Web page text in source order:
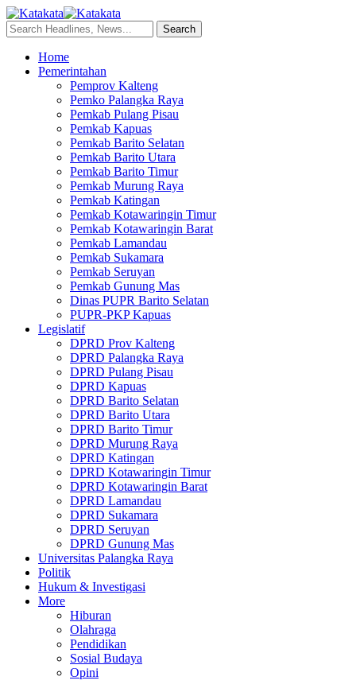
Home
Pemerintahan
Pemprov Kalteng
Pemko Palangka Raya
Pemkab Pulang Pisau
Pemkab Kapuas
Pemkab Barito Selatan
Pemkab Barito Utara
Pemkab Barito Timur
Pemkab Murung Raya
Pemkab Katingan
Pemkab Kotawaringin Timur
Pemkab Kotawaringin Barat
Pemkab Lamandau
Pemkab Sukamara
Pemkab Seruyan
Pemkab Gunung Mas
Dinas PUPR Barito Selatan
PUPR-PKP Kapuas
Legislatif
DPRD Prov Kalteng
DPRD Palangka Raya
DPRD Pulang Pisau
DPRD Kapuas
DPRD Barito Selatan
DPRD Barito Utara
DPRD Barito Timur
DPRD Murung Raya
DPRD Katingan
DPRD Kotawaringin Timur
DPRD Kotawaringin Barat
DPRD Lamandau
DPRD Sukamara
DPRD Seruyan
DPRD Gunung Mas
Universitas Palangka Raya
Politik
Hukum & Investigasi
More
Hiburan
Olahraga
Pendidikan
Sosial Budaya
Opini